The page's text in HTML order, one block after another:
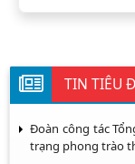
TIN TIÊU
Đoàn công tác
trạng phong trào